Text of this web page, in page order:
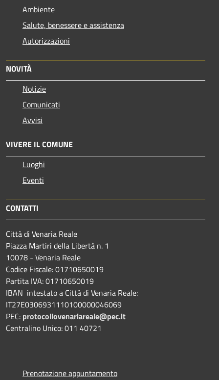
Ambiente
Salute, benessere e assistenza
Autorizzazioni
NOVITÀ
Notizie
Comunicati
Avvisi
VIVERE IL COMUNE
Luoghi
Eventi
CONTATTI
Città di Venaria Reale
Piazza Martiri della Libertà n. 1
10078 - Venaria Reale
Codice Fiscale: 01710650019
Partita IVA: 01710650019
IBAN intestato a Città di Venaria Reale:
IT27E0306931110100000046069
PEC: protocollovenariareale@pec.it
Centralino Unico: 011 40721
Prenotazione appuntamento